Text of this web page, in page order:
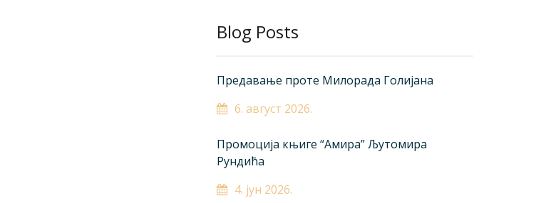
Blog Posts
Предавање проте Милорада Голијана
6. август 2026.
Промоција књиге “Амира” Љутомира
Рундића
4. јун 2026.